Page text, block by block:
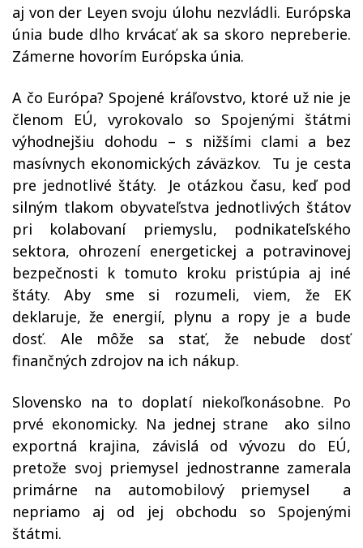
aj von der Leyen svoju úlohu nezvládli. Európska
únia bude dlho krvácať ak sa skoro nepreberie.
Zámerne hovorím Európska únia.
A čo Európa? Spojené kráľovstvo, ktoré už nie je
členom EÚ, vyrokovalo so Spojenými štátmi
výhodnejšiu dohodu – s nižšími clami a bez
masívnych ekonomických záväzkov.
Tu je cesta
pre jednotlivé štáty.
Je otázkou času, keď pod
silným tlakom obyvateľstva jednotlivých štátov
pri kolabovaní priemyslu, podnikateľského
sektora, ohrození energetickej a potravinovej
bezpečnosti k tomuto kroku pristúpia aj iné
štáty. Aby sme si rozumeli, viem, že EK
deklaruje, že energií, plynu a ropy je a bude
dosť. Ale môže sa stať, že nebude dosť
finančných zdrojov na ich nákup.
Slovensko na to doplatí niekoľkonásobne. Po
prvé ekonomicky. Na jednej strane
ako silno
exportná krajina, závislá od vývozu do EÚ,
pretože svoj priemysel jednostranne zamerala
primárne na automobilový priemysel
a
nepriamo aj od jej obchodu so Spojenými
štátmi.